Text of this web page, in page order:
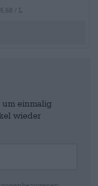
/ L
um einmalig
wieder